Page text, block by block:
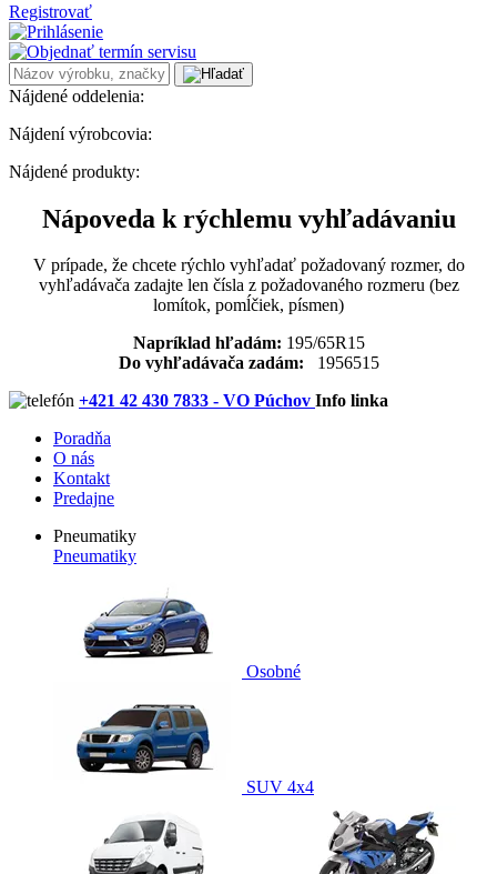
Registrovať
Nájdené oddelenia:
Nájdení výrobcovia:
Nájdené produkty:
Nápoveda k rýchlemu vyhľadávaniu
V prípade, že chcete rýchlo vyhľadať požadovaný rozmer, do
vyhľadávača zadajte len čísla z požadovaného rozmeru (bez
lomítok, pomĺčiek, písmen)
Napríklad hľadám: 195/65R15
Do vyhľadávača zadám: 1956515
+421 42 430 7833 - VO Púchov Info linka
Poradňa
O nás
Kontakt
Predajne
Pneumatiky
Pneumatiky
Osobné
SUV 4x4